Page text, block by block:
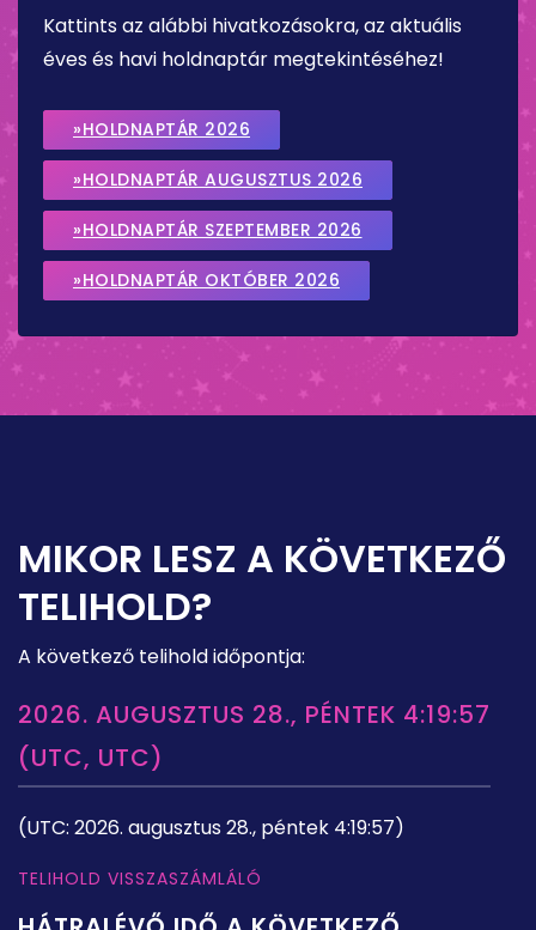
Kattints az alábbi hivatkozásokra, az aktuális
éves és havi holdnaptár megtekintéséhez!
»HOLDNAPTÁR 2026
»HOLDNAPTÁR AUGUSZTUS 2026
»HOLDNAPTÁR SZEPTEMBER 2026
»HOLDNAPTÁR OKTÓBER 2026
MIKOR LESZ A KÖVETKEZŐ
TELIHOLD?
A következő telihold időpontja:
2026. AUGUSZTUS 28., PÉNTEK 4:19:57
(UTC, UTC)
(UTC: 2026. augusztus 28., péntek 4:19:57)
TELIHOLD VISSZASZÁMLÁLÓ